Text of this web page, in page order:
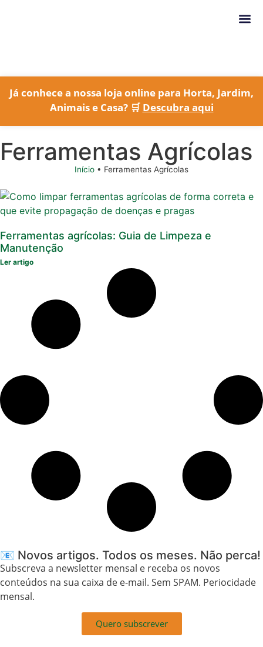
Já conhece a nossa loja online para Horta, Jardim,
Animais e Casa? 🛒 Descubra aqui
Ferramentas Agrícolas
Início • Ferramentas Agrícolas
Ferramentas agrícolas: Guia de Limpeza e
Manutenção
Ler artigo
📧 Novos artigos. Todos os meses. Não perca!
Subscreva a newsletter mensal e receba os novos
conteúdos na sua caixa de e-mail. Sem SPAM. Periocidade
mensal.
Quero subscrever